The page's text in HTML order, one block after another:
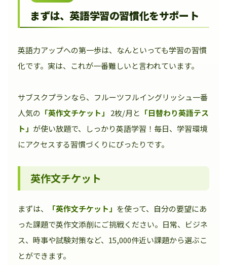
まずは、英語学習の習慣化をサポート
英語力アップへの第一歩は、なんといっても学習の習慣
化です。実は、これが一番難しいと言われています。
サブスクプランなら、フルーツフルイングリッシュ一番
人気の 「英作文チケット」 2枚/月と 「日替わり英語テス
ト」 が使い放題で、しっかり英語学習！毎日、学習環境
にアクセスする習慣づくりにぴったりです。
英作文チケット
まずは、 「英作文チケット」 を使って、自分の要望にあ
った課題で英作文添削にご挑戦ください。日常、ビジネ
ス、時事や試験対策など、15,000件近い課題から選ぶこ
とができます。